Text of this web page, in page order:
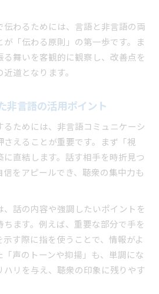
伝わるためには、言語と非言語の両
「伝わる原則」の第一歩です。ま
る舞いを客観的に観察し、改善点を
道となります。
非言語の活用ポイント
るためには、非言語コミュニケーシ
さえることが重要です。まず「視
直結します。話す相手を時折見つ
をアピールでき、聴衆の集中力も
話の内容や強調したいポイントを
ます。例えば、重要な部分で手を
す際に指を使うことで、情報がよ
「声のトーンや抑揚」も、単調にな
ハリを与え、聴衆の印象に残りやす